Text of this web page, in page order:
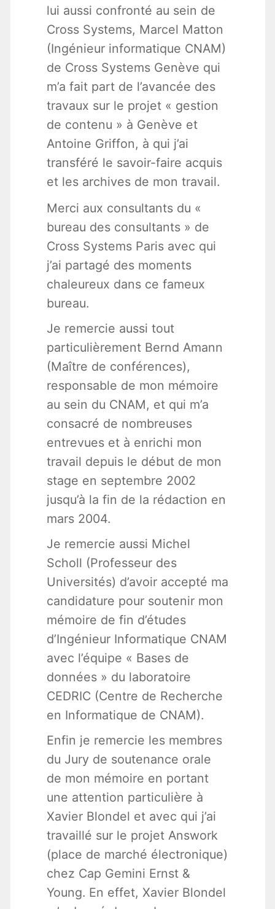
lui aussi confronté au sein de
Cross Systems, Marcel Matton
(Ingénieur informatique CNAM)
de Cross Systems Genève qui
m’a fait part de l’avancée des
travaux sur le projet « gestion
de contenu » à Genève et
Antoine Griffon, à qui j’ai
transféré le savoir-faire acquis
et les archives de mon travail.
Merci aux consultants du «
bureau des consultants » de
Cross Systems Paris avec qui
j’ai partagé des moments
chaleureux dans ce fameux
bureau.
Je remercie aussi tout
particulièrement Bernd Amann
(Maître de conférences),
responsable de mon mémoire
au sein du CNAM, et qui m’a
consacré de nombreuses
entrevues et à enrichi mon
travail depuis le début de mon
stage en septembre 2002
jusqu’à la fin de la rédaction en
mars 2004.
Je remercie aussi Michel
Scholl (Professeur des
Universités) d’avoir accepté ma
candidature pour soutenir mon
mémoire de fin d’études
d’Ingénieur Informatique CNAM
avec l’équipe « Bases de
données » du laboratoire
CEDRIC (Centre de Recherche
en Informatique de CNAM).
Enfin je remercie les membres
du Jury de soutenance orale
de mon mémoire en portant
une attention particulière à
Xavier Blondel et avec qui j’ai
travaillé sur le projet Answork
(place de marché électronique)
chez Cap Gemini Ernst &
Young. En effet, Xavier Blondel